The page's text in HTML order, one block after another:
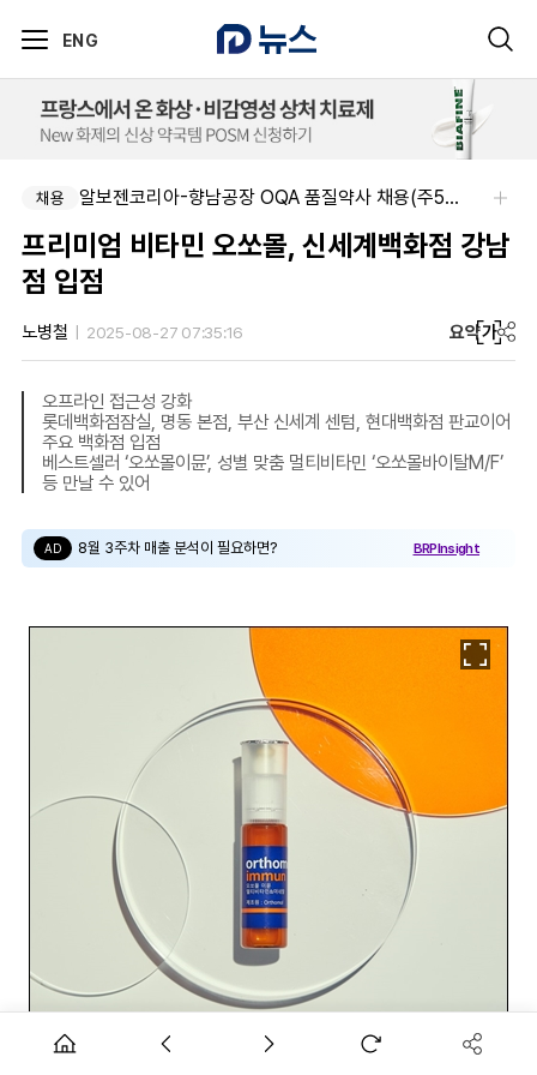
ENG
채용 알보젠코리아-향남공장 OQA 품질약사 채용(주5일/파트타임 가능)
프리미엄 비타민 오쏘몰, 신세계백화점 강남
점 입점
노병철 2025-08-27 07:35:16 요약가
오프라인 접근성 강화
롯데백화점잠실, 명동 본점, 부산 신세계 센텀, 현대백화점 판교이어
주요 백화점 입점
베스트셀러 ‘오쏘몰이뮨’, 성별 맞춤 멀티비타민 ‘오쏘몰바이탈M/F’
등 만날 수 있어
AD 8월 3주차 매출 분석이 필요하면? BRPInsight